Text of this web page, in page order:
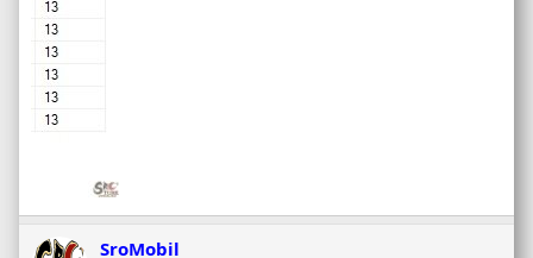
SroMobil